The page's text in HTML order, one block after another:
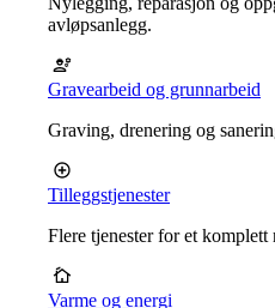
avløpsanlegg.
Gravearbeid og grunnarbeid
Graving, drenering og
Tilleggstjenester
Flere tjenester for et komplett
Varme og energi